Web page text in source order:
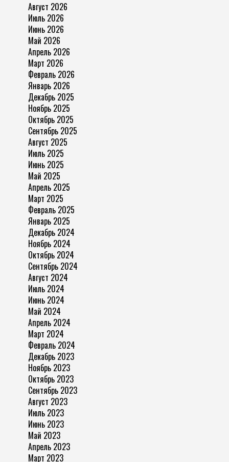
Август 2026
Июль 2026
Июнь 2026
Май 2026
Апрель 2026
Март 2026
Февраль 2026
Январь 2026
Декабрь 2025
Ноябрь 2025
Октябрь 2025
Сентябрь 2025
Август 2025
Июль 2025
Июнь 2025
Май 2025
Апрель 2025
Март 2025
Февраль 2025
Январь 2025
Декабрь 2024
Ноябрь 2024
Октябрь 2024
Сентябрь 2024
Август 2024
Июль 2024
Июнь 2024
Май 2024
Апрель 2024
Март 2024
Февраль 2024
Декабрь 2023
Ноябрь 2023
Октябрь 2023
Сентябрь 2023
Август 2023
Июль 2023
Июнь 2023
Май 2023
Апрель 2023
Март 2023